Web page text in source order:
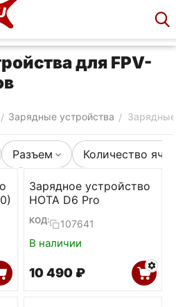
для FPV-
/ Зарядные устройства /
Разъем Количество
Зарядное устройство
HOTA D6 Pro
КОД: 107641
В наличии
10 490 ₽